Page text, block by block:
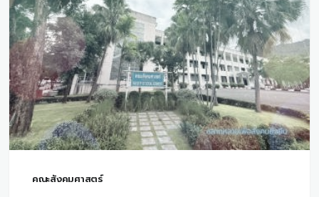
คณะสังคมศาสตร์